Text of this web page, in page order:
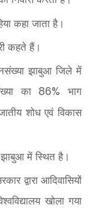
कहा जाता है।
कहते हैं।
झाबुआ जिले में
का 86% भाग
शोध एवं विकास
में स्थित है।
द्वारा आदिवासियों
खोला गया